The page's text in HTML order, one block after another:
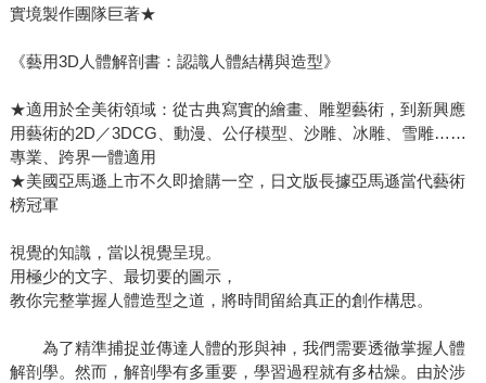
實境製作團隊巨著★
《藝用3D人體解剖書：認識人體結構與造型》
★適用於全美術領域：從古典寫實的繪畫、雕塑藝術，到新興應
用藝術的2D／3DCG、動漫、公仔模型、沙雕、冰雕、雪雕……
專業、跨界一體適用
★美國亞馬遜上市不久即搶購一空，日文版長據亞馬遜當代藝術
榜冠軍
視覺的知識，當以視覺呈現。
用極少的文字、最切要的圖示，
教你完整掌握人體造型之道，將時間留給真正的創作構思。
為了精準捕捉並傳達人體的形與神，我們需要透徹掌握人體
解剖學。然而，解剖學有多重要，學習過程就有多枯燥。由於涉